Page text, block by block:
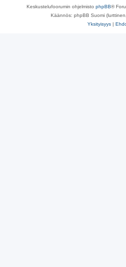
Keskustelufoorumin ohjelmisto phpBB®
Käännös: phpBB Suomi
Yksityisyys |